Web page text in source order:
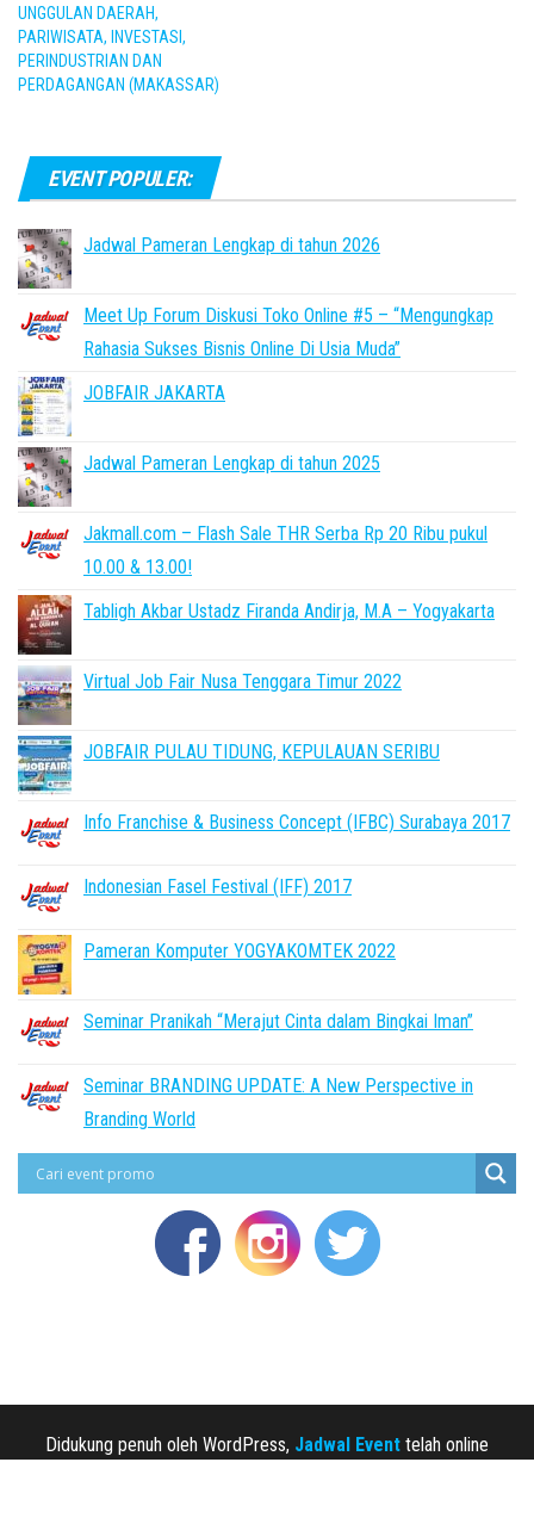
UNGGULAN DAERAH,
PARIWISATA, INVESTASI,
PERINDUSTRIAN DAN
PERDAGANGAN (MAKASSAR)
EVENT POPULER:
Jadwal Pameran Lengkap di tahun 2026
Meet Up Forum Diskusi Toko Online #5 – “Mengungkap
Rahasia Sukses Bisnis Online Di Usia Muda”
JOBFAIR JAKARTA
Jadwal Pameran Lengkap di tahun 2025
Jakmall.com – Flash Sale THR Serba Rp 20 Ribu pukul
10.00 & 13.00!
Tabligh Akbar Ustadz Firanda Andirja, M.A – Yogyakarta
Virtual Job Fair Nusa Tenggara Timur 2022
JOBFAIR PULAU TIDUNG, KEPULAUAN SERIBU
Info Franchise & Business Concept (IFBC) Surabaya 2017
Indonesian Fasel Festival (IFF) 2017
Pameran Komputer YOGYAKOMTEK 2022
Seminar Pranikah “Merajut Cinta dalam Bingkai Iman”
Seminar BRANDING UPDATE: A New Perspective in
Branding World
Didukung penuh oleh WordPress, Jadwal Event telah online